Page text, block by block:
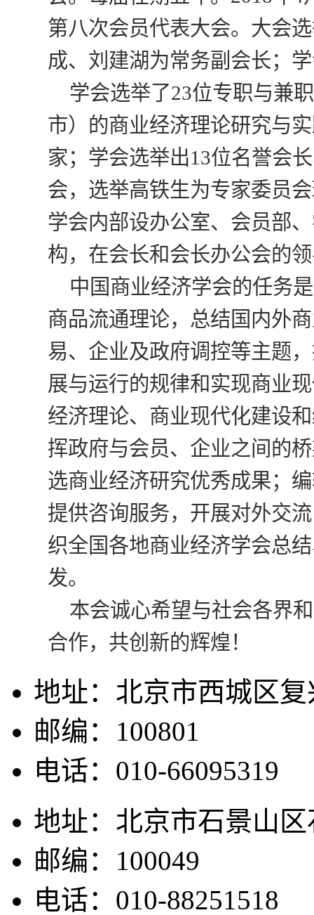
第八次会员代表大会。大会
成、刘建湖为常务副会长；
学会选举了23位专职与兼
市）的商业经济理论研究与
家；学会选举出13位名誉会
会，选举高铁生为专家委员
学会内部设办公室、会员部
构，在会长和会长办公会的
中国商业经济学会的任务
商品流通理论，总结国内外
易、企业及政府调控等主题
展与运行的规律和实现商业
经济理论、商业现代化建设
挥政府与会员、企业之间的
选商业经济研究优秀成果；
提供咨询服务，开展对外交
织全国各地商业经济学会总
发。
本会诚心希望与社会各界
合作，共创新的辉煌！
地址：北京市西城区
邮编：100801
电话：010-66095319
地址：北京市石景山
邮编：100049
电话：010-88251518